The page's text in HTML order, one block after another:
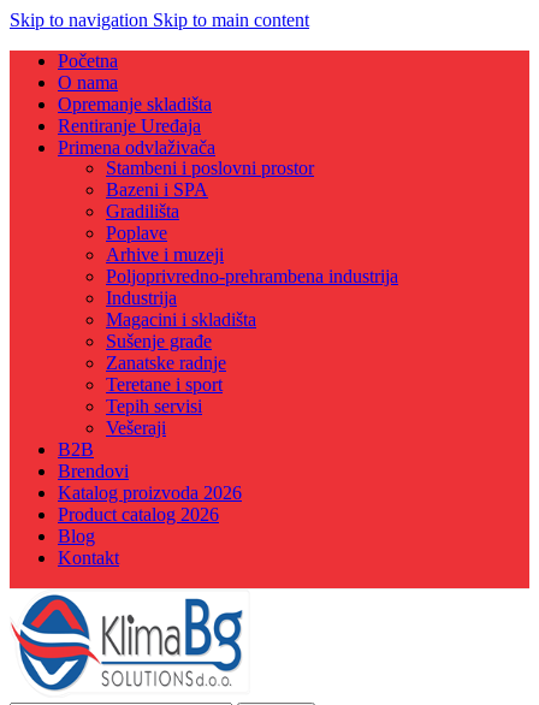
Skip to navigation Skip to main content
Početna
O nama
Opremanje skladišta
Rentiranje Uređaja
Primena odvlaživača
Stambeni i poslovni prostor
Bazeni i SPA
Gradilišta
Poplave
Arhive i muzeji
Poljoprivredno-prehrambena industrija
Industrija
Magacini i skladišta
Sušenje građe
Zanatske radnje
Teretane i sport
Tepih servisi
Vešeraji
B2B
Brendovi
Katalog proizvoda 2026
Product catalog 2026
Blog
Kontakt